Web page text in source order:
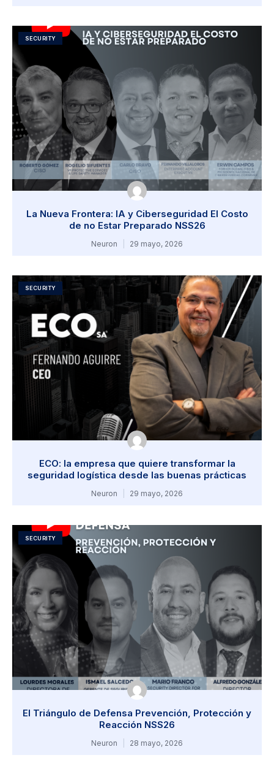
SECURITY
La Nueva Frontera: IA y Ciberseguridad El Costo
de no Estar Preparado NSS26
Neuron 29 mayo, 2026
SECURITY
ECO: la empresa que quiere transformar la
seguridad logística desde las buenas prácticas
Neuron 29 mayo, 2026
SECURITY
El Triángulo de Defensa Prevención, Protección y
Reacción NSS26
Neuron 28 mayo, 2026